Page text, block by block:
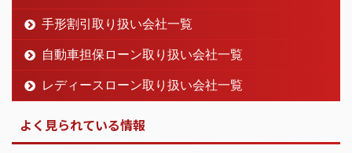
手形割引取り扱い会社一覧
自動車担保ローン取り扱い会社一覧
レディースローン取り扱い会社一覧
よく見られている情報